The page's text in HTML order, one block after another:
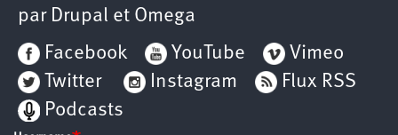
par Drupal et Omega
Facebook
YouTube
Vimeo
Twitter
Instagram
Flux RSS
Podcasts